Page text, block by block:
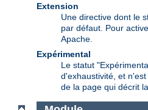
Extension
Une directive dont le
par défaut. Pour
Apache.
Expérimental
Le statut
d'exhaustivité, et
de la page qui décrit